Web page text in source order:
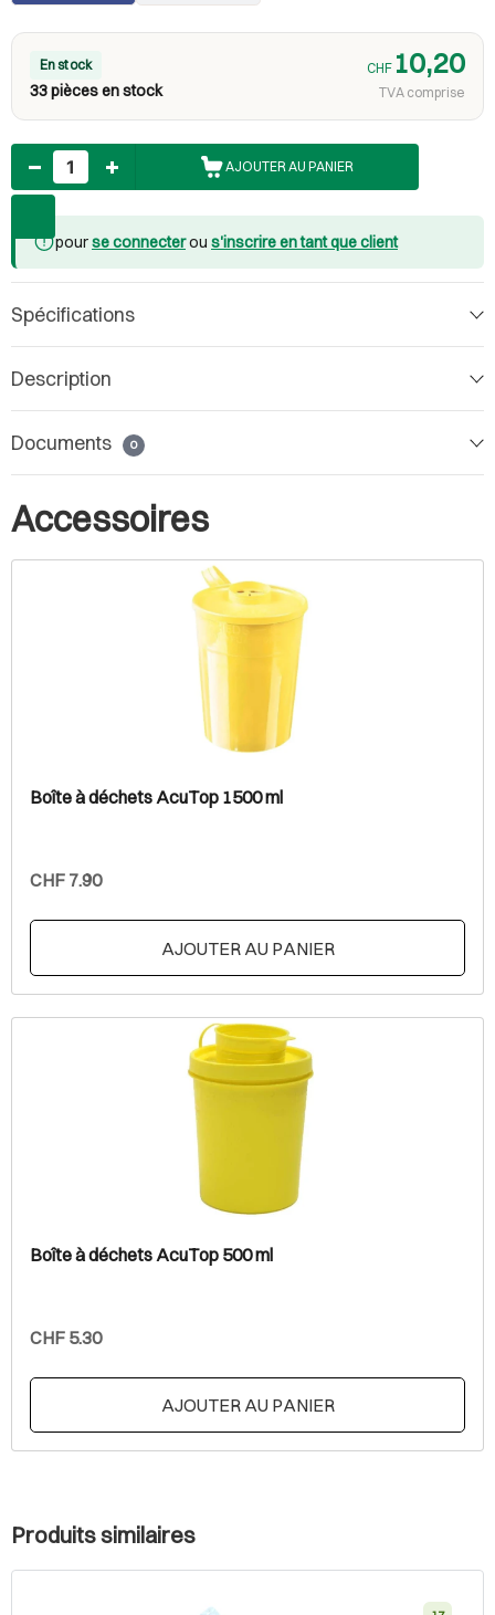
En stock
33 pièces en stock
CHF 10,20
TVA comprise
Nombre
AJOUTER AU PANIER
pourse connecterou s'inscrire en tant que client
Spécifications
Description
Documents 0
Accessoires
Boîte à déchets AcuTop 1500 ml
CHF 7.90
AJOUTER AU PANIER
Boîte à déchets AcuTop 500 ml
CHF 5.30
AJOUTER AU PANIER
Produits similaires